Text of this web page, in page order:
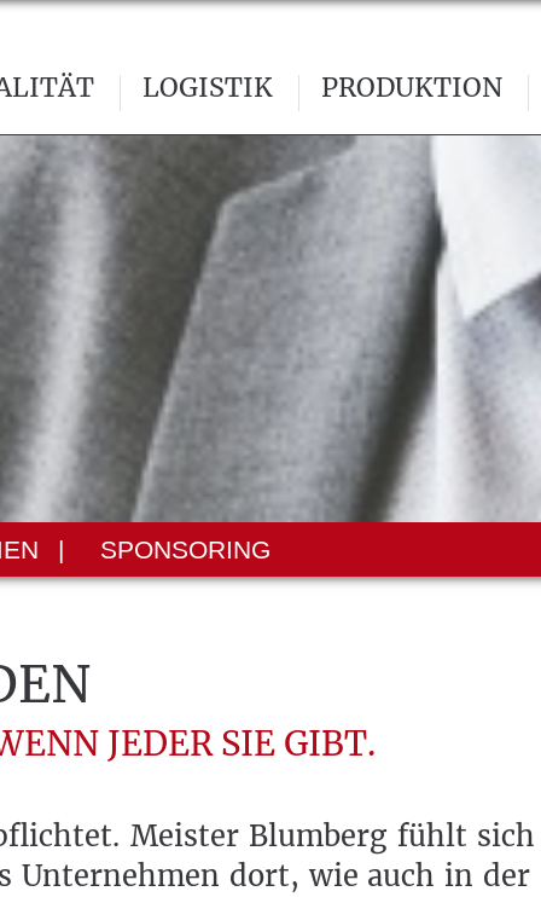
LOGISTIK PRODUKTION
| SPONSORING
JEDER SIE GIBT.
Meister Blumberg fühlt
Unternehmen dort, wie auch in